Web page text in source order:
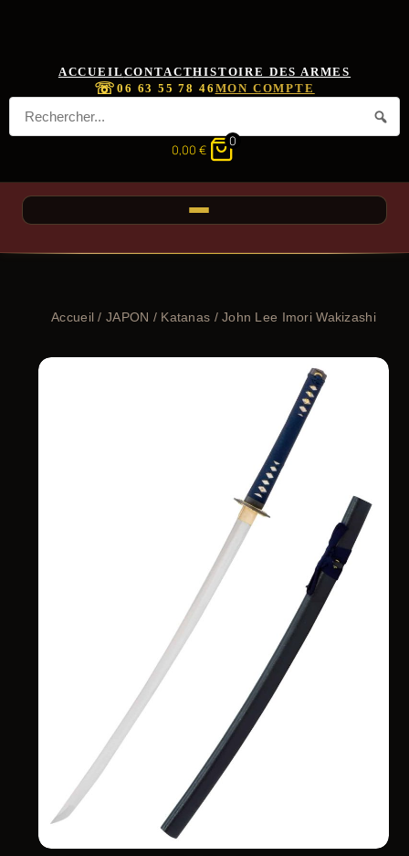
ACCUEIL CONTACTHISTOIRE DES ARMES
☏06 63 55 78 46 MON COMPTE
0,00 €
0
Accueil /JAPON / Katanas / John Lee Imori Wakizashi